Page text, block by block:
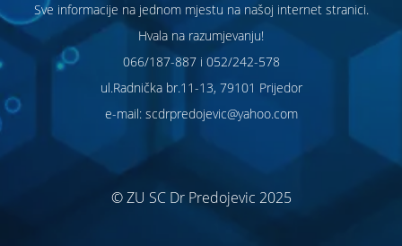
Sve informacije na jednom mjestu na našoj internet stranici.
Hvala na razumjevanju!
066/187-887 i 052/242-578
ul.Radnička br.11-13, 79101 Prijedor
e-mail: scdrpredojevic@yahoo.com
© ZU SC Dr Predojevic 2025